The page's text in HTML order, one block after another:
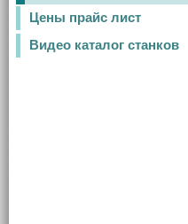
Цены прайс лист
Видео каталог станков